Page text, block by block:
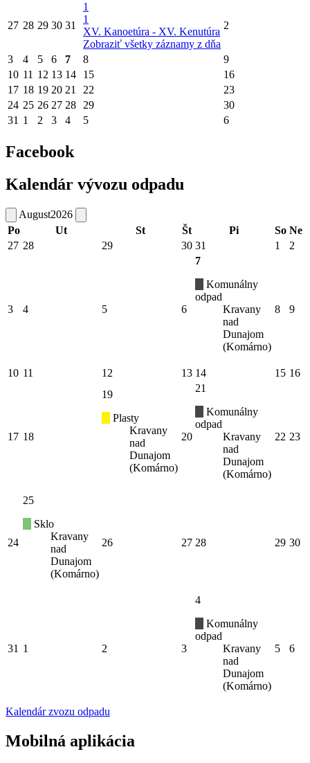
27 28 29 30 31
1
1
XV. Kanoetúra - XV. Kenutúra
Zobraziť všetky záznamy z dňa
2
3 4 5 6 7 8
9
10 11 12 13 14 15
16
17 18 19 20 21 22
23
24 25 26 27 28 29
30
31 1 2 3 4 5 6
Facebook
Kalendár vývozu odpadu
August2026
Po
Ut St Št Pi So Ne
27 28 29 30 31 1 2
3 4 5 6
7
Komunálny
odpad
Kravany
nad
Dunajom
(Komárno)
8 9
10 11 12 13 14 15 16
17 18
19
Plasty
Kravany
nad
Dunajom
(Komárno)
20
21
Komunálny
odpad
Kravany
nad
Dunajom
(Komárno)
22 23
24
25
Sklo
Kravany
nad
Dunajom
(Komárno)
26 27 28 29 30
31 1 2 3
4
Komunálny
odpad
Kravany
nad
Dunajom
(Komárno)
5 6
Kalendár zvozu odpadu
Mobilná aplikácia